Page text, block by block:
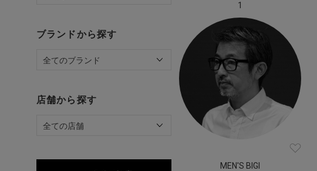
ブランドから探す
店舗から探す
1
MEN'S BIGI